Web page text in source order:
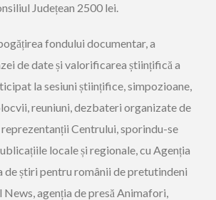
Județean 2500 lei.
fondului documentar, a
de date și valorificarea științifică a
la sesiuni științifice, simpozioane,
reuniuni, dezbateri organizate de
Centrului, sporindu-se
locale și regionale, cu Agenția
de știri pentru românii de pretutindeni
News, agenția de presă Animafori,